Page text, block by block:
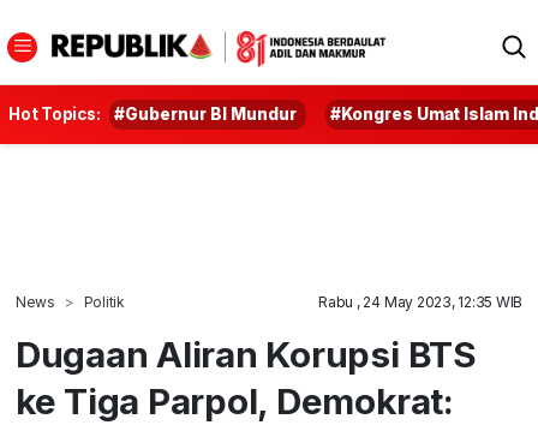
Hot Topics: #Gubernur BI Mundur #Kongres Umat Islam
News Politik Rabu , 24 May 2023, 12:35 WIB
Dugaan Aliran Korupsi BTS
ke Tiga Parpol, Demokrat: